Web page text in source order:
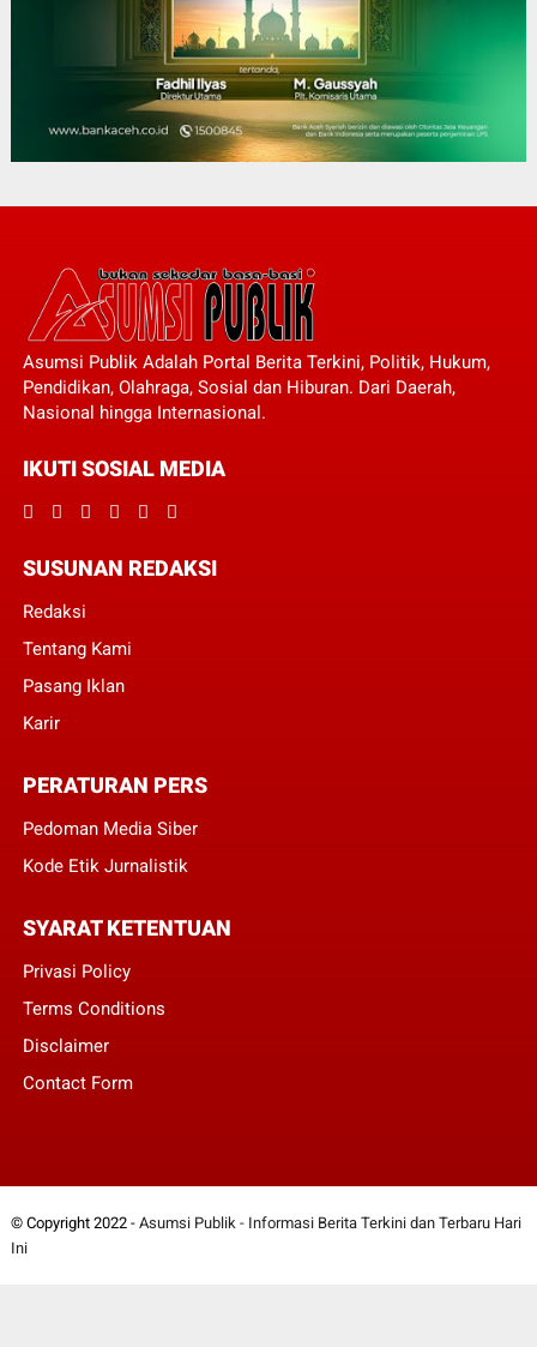
Asumsi Publik Adalah Portal Berita Terkini, Politik, Hukum,
Pendidikan, Olahraga, Sosial dan Hiburan. Dari Daerah,
Nasional hingga Internasional.
IKUTI SOSIAL MEDIA
SUSUNAN REDAKSI
Redaksi
Tentang Kami
Pasang Iklan
Karir
PERATURAN PERS
Pedoman Media Siber
Kode Etik Jurnalistik
SYARAT KETENTUAN
Privasi Policy
Terms Conditions
Disclaimer
Contact Form
© Copyright 2022 - Asumsi Publik - Informasi Berita Terkini dan Terbaru Hari
Ini